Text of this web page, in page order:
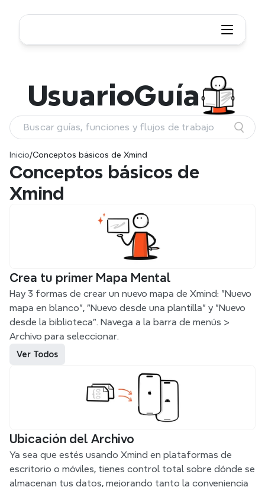
UsuarioGuía
Buscar guías, funciones y flujos de trabajo
Inicio/Conceptos básicos de Xmind
Conceptos básicos de
Xmind
Crea tu primer Mapa Mental
Hay 3 formas de crear un nuevo mapa de Xmind: "Nuevo
mapa en blanco", "Nuevo desde una plantilla" y "Nuevo
desde la biblioteca". Navega a la barra de menús >
Ver Todos
Ubicación del Archivo
Ya sea que estés usando Xmind en plataformas de
escritorio o móviles, tienes control total sobre dónde se
almacenan tus datos, mejorando tanto la conveniencia